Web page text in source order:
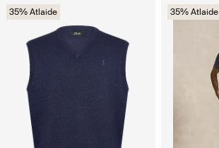
35% Atlaide 35% Atlaide